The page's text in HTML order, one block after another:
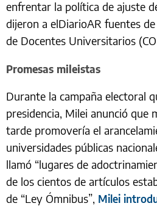
enfrentar la política de ajuste
dijeron a elDiarioAR fuentes de
de Docentes Universitarios
Promesas mileistas
Durante la campaña electoral
presidencia, Milei anunció que
tarde promovería el
universidades públicas
llamó “lugares de
de los cientos de artículos
de “Ley Ómnibus”, Milei